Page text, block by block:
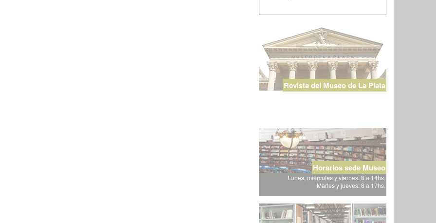
Revista del Museo de La Plata
Horarios sede Museo
Lunes, miércoles y viernes: 8 a 14hs.
Martes y jueves: 8 a 17hs.